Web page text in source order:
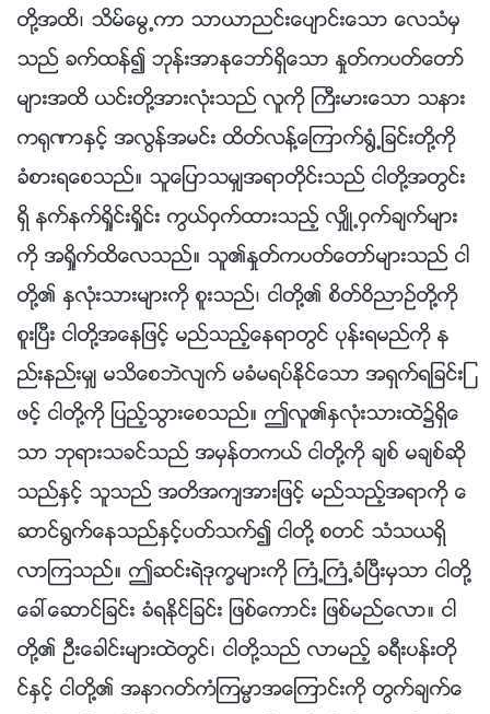
တို႔အထိ၊ သိမ္ေမြ႕ကာ သာယာညင္းေပ်ာင္းေသာ ေလသံမွ
သည္ ခက္ထန္၍ ဘုန္းအာႏုေဘာ္ရွိေသာ ႏႈတ္ကပတ္ေတာ္
မ်ားအထိ ယင္းတို႔အားလုံးသည္ လူကို ႀကီးမားေသာ သနား
က႐ုဏာႏွင့္ အလြန္အမင္း ထိတ္လန႔္ေၾကာက္႐ြံ႕ျခင္းတို႔ကို
ခံစားရေစသည္။ သူေျပာသမွ်အရာတိုင္းသည္ ငါတို႔အတြင္း
ရွိ နက္နက္ရႈိင္းရႈိင္း ကြယ္ဝွက္ထားသည့္ လွ်ိဳ႕ဝွက္ခ်က္မ်ား
ကို အရႈိက္ထိေလသည္။ သူ၏ႏႈတ္ကပတ္ေတာ္မ်ားသည္ ငါ
တို႔၏ ႏွလုံးသားမ်ားကို စူးသည္၊ ငါတို႔၏ စိတ္ဝိညာဥ္တို႔ကို
စူးၿပီး ငါတို႔အေနျဖင့္ မည္သည့္ေနရာတြင္ ပုန္းရမည္ကို န
ည္းနည္းမွ် မသိေစဘဲလ်က္ မခံမရပ္ႏိုင္ေသာ အရွက္ရျခင္းျ
ဖင့္ ငါတို႔ကို ျပည့္သြားေစသည္။ ဤလူ၏ႏွလုံးသားထဲ၌ရွိေ
သာ ဘုရားသခင္သည္ အမွန္တကယ္ ငါတို႔ကို ခ်စ္ မခ်စ္ဆို
သည္ႏွင့္ သူသည္ အတိအက်အားျဖင့္ မည္သည့္အရာကို ေ
ဆာင္႐ြက္ေနသည္ႏွင့္ပတ္သက္၍ ငါတို႔ စတင္ သံသယရွိ
လာၾကသည္။ ဤဆင္းရဲဒုကၡမ်ားကို ႀကံ့ႀကံ့ခံၿပီးမွသာ ငါတို႔
ေခၚေဆာင္ျခင္း ခံရႏိုင္ျခင္း ျဖစ္ေကာင္း ျဖစ္မည္ေလာ။ ငါ
တို႔၏ ဦးေခါင္းမ်ားထဲတြင္၊ ငါတို႔သည္ လာမည့္ ခရီးပန္းတို
င္ႏွင့္ ငါတို႔၏ အနာဂတ္ကံၾကမၼာအေၾကာင္းကို တြက္ခ်က္ေ